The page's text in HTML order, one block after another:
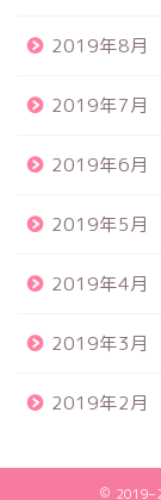
2019年8月
2019年7月
2019年6月
2019年5月
2019年4月
2019年3月
2019年2月